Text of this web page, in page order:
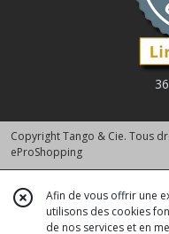
Copyright Tango & Cie. Tous
eProShopping
Afin de vous offrir une
utilisons des cookies
de nos services et en